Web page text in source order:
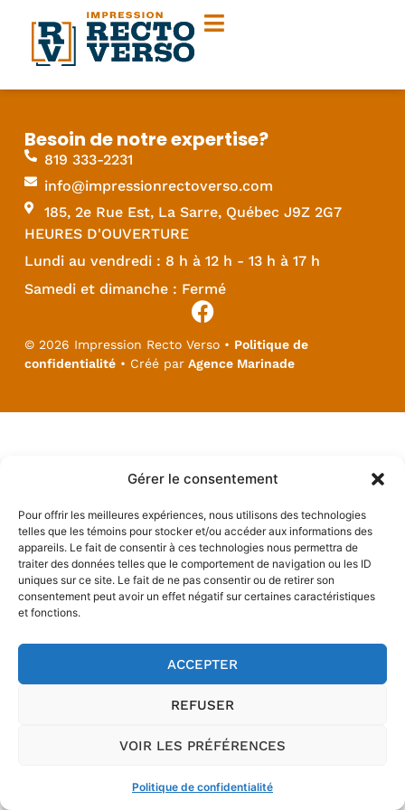
Gérer le consentement
Pour offrir les meilleures expériences, nous utilisons des technologies
telles que les témoins pour stocker et/ou accéder aux informations des
appareils. Le fait de consentir à ces technologies nous permettra de
traiter des données telles que le comportement de navigation ou les ID
uniques sur ce site. Le fait de ne pas consentir ou de retirer son
consentement peut avoir un effet négatif sur certaines caractéristiques
et fonctions.
ACCEPTER
REFUSER
VOIR LES PRÉFÉRENCES
Politique de confidentialité
Besoin de notre expertise?
819 333-2231
info@impressionrectoverso.com
185, 2e Rue Est, La Sarre, Québec J9Z 2G7
HEURES D'OUVERTURE
Lundi au vendredi : 8 h à 12 h - 13 h à 17 h
Samedi et dimanche : Fermé
© 2026 Impression Recto Verso • Politique de
confidentialité• Créé parAgence Marinade